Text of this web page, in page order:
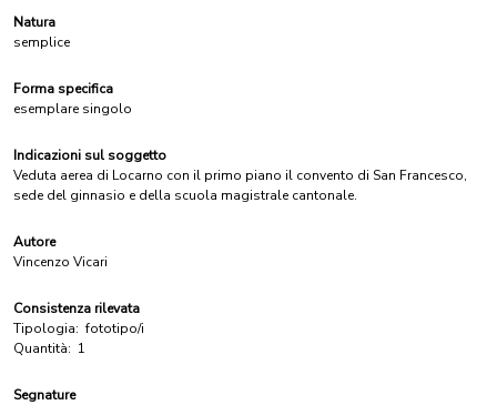
Natura
semplice
Forma specifica
esemplare singolo
Indicazioni sul soggetto
Veduta aerea di Locarno con il primo piano il convento di San Francesco,
sede del ginnasio e della scuola magistrale cantonale.
Autore
Vincenzo Vicari
Consistenza rilevata
Tipologia: fototipo/i
Quantità: 1
Segnature